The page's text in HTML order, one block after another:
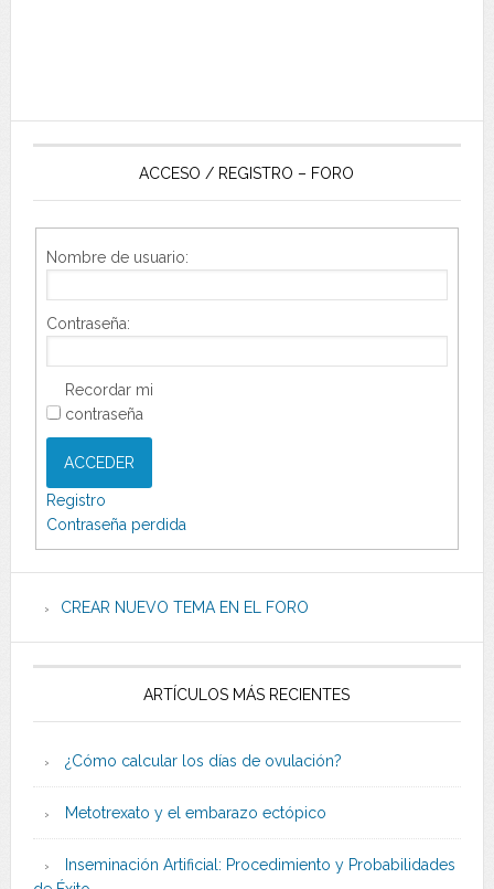
ACCESO / REGISTRO – FORO
Nombre de usuario:
Contraseña:
Recordar mi
contraseña
ACCEDER
Registro
Contraseña perdida
CREAR NUEVO TEMA EN EL FORO
ARTÍCULOS MÁS RECIENTES
¿Cómo calcular los días de ovulación?
Metotrexato y el embarazo ectópico
Inseminación Artificial: Procedimiento y Probabilidades